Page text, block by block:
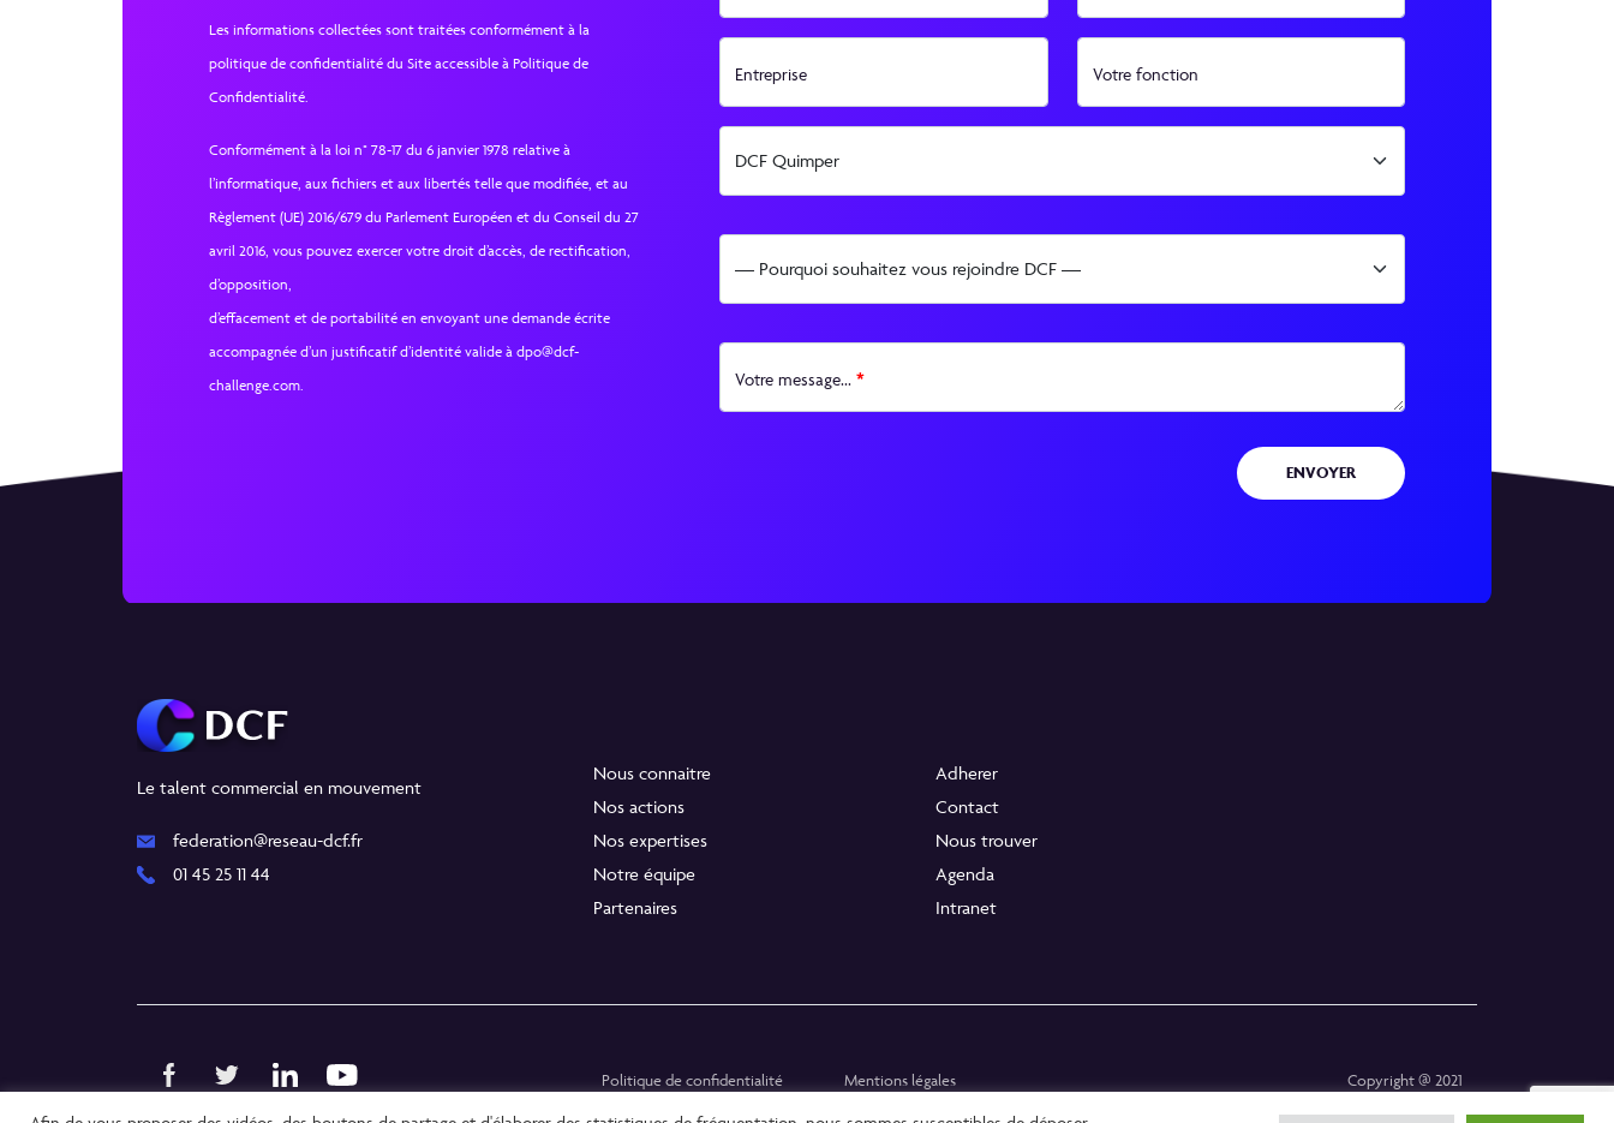
Les informations collectées sont traitées conformément à la
politique de confidentialité du Site accessible à Politique de
Confidentialité.
Conformément à la loi n° 78-17 du 6 janvier 1978 relative à
l’informatique, aux fichiers et aux libertés telle que modifiée, et au
Règlement (UE) 2016/679 du Parlement Européen et du Conseil du 27
avril 2016, vous pouvez exercer votre droit d’accès, de rectification,
d’opposition,
d’effacement et de portabilité en envoyant une demande écrite
accompagnée d’un justificatif d’identité valide à dpo@dcf-
challenge.com.
Entreprise Votre fonction
Votre message... *
Le talent commercial en mouvement
federation@reseau-dcf.fr
01 45 25 11 44
Nous connaitre
Nos actions
Nos expertises
Notre équipe
Partenaires
Adherer
Contact
Nous trouver
Agenda
Intranet
Politique de confidentialité Mentions légales Copyright @ 2021